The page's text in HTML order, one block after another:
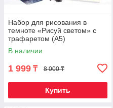
Набор для рисования в
темноте «Рисуй светом» с
трафаретом (А5)
В наличии
1 999 ₸ 8 000 ₸
Купить